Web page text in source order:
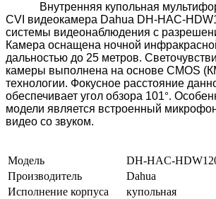
Внутренняя купольная
CVI видеокамера Dahua DH-HAC-
системы видеонаблюдения с
Камера оснащена ночной
дальностью до 25 метров.
камеры выполнена на основе CMOS
технологии. Фокусное расстояние
обеспечивает угол обзора 101°.
модели является встроенный
видео со звуком.
Модель
DH-HAC-
Производитель
Dahua
Исполнение корпуса
купольная